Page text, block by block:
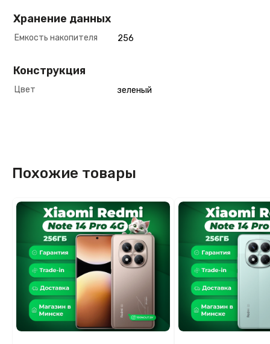
Хранение данных
Емкость накопителя 256
Конструкция
Цвет зеленый
Похожие товары